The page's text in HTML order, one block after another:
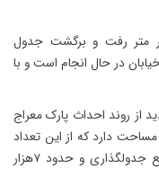
پوراسدالهی افزود: مجموعاً ۴ هزار متر رفت و برگشت جدول
در حال انجام است و با
از روند احداث پارک معراج
حدود ۱۲هزار مترمربع مساحت دارد که از این تعداد
۸هزار مترمربع سنگفرش و حدود ۹هزار مترمربع جدولگذاری و حدود ۷هزار